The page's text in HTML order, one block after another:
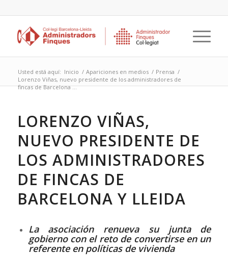
Usted está aquí: Inicio / Apariciones en medios / Prensa /
Lorenzo Viñas, nuevo presidente de los administradores de
fincas de Barcelona ...
LORENZO VIÑAS,
NUEVO PRESIDENTE DE
LOS ADMINISTRADORES
DE FINCAS DE
BARCELONA Y LLEIDA
La asociación renueva su junta de
gobierno con el reto de convertirse en un
referente en políticas de vivienda